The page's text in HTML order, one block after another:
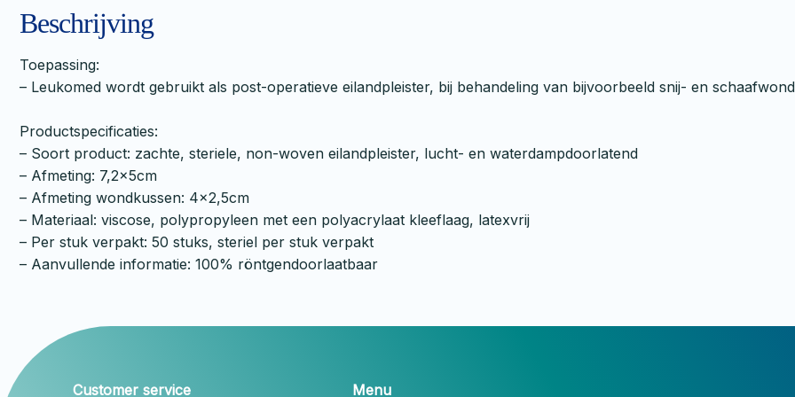
Beschrijving
Toepassing:
– Leukomed wordt gebruikt als post-operatieve eilandpleister, bij behandeling van bijvoorbeeld snij- en
Productspecificaties:
– Soort product: zachte, steriele, non-woven eilandpleister, lucht- en waterdampdoorlatend
– Afmeting: 7,2x5cm
– Afmeting wondkussen: 4×2,5cm
– Materiaal: viscose, polypropyleen met een polyacrylaat kleeflaag, latexvrij
– Per stuk verpakt: 50 stuks, steriel per stuk verpakt
– Aanvullende informatie: 100% röntgendoorlaatbaar
Customer service Menu